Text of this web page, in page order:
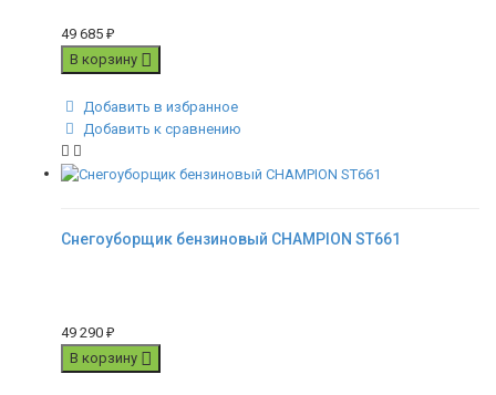
49 685 ₽
В корзину
Добавить в избранное
Добавить к сравнению
Снегоуборщик бензиновый CHAMPION ST661
49 290 ₽
В корзину